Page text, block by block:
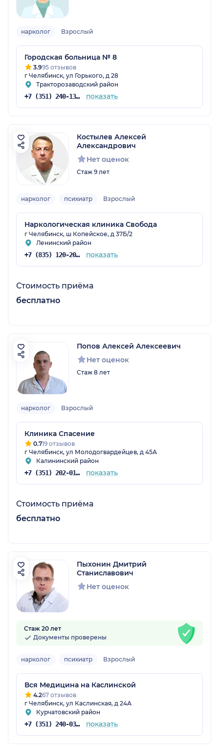
нарколог Взрослый
Городская больница № 8
3.995 отзывов
г Челябинск, ул Горького, д 28
Тракторозаводский район
+7 (351) 240-13-13 показать
Костылев Алексей
Александрович
Нет оценок
Стаж 9 лет
нарколог психиатр Взрослый
Наркологическая клиника Свобода
г Челябинск, ш Копейское, д 37Б/2
Ленинский район
+7 (835) 120-20-31 показать
Стоимость приёма
бесплатно
Попов Алексей Алексеевич
Нет оценок
Стаж 8 лет
нарколог Взрослый
Клиника Спасение
0.719 отзывов
г Челябинск, ул Молодогвардейцев, д 45А
Калининский район
+7 (351) 202-01-86 показать
Стоимость приёма
бесплатно
Пыхонин Дмитрий
Станиславович
Нет оценок
Стаж 20 лет
Документы проверены
нарколог психиатр Взрослый
Вся Медицина на Каслинской
4.267 отзывов
г Челябинск, ул Каслинская, д 24А
Курчатовский район
+7 (351) 240-03-03 показать